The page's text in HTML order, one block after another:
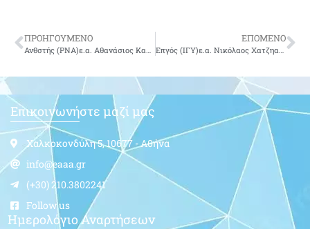
ΠΡΟΗΓΟΥΜΕΝΟ ΕΠΟΜΕΝΟ
Επικοινωνήστε μαζί μας
Χαλκοκονδύλη 5, 10677 - Αθήνα
info@eaaa.gr
(+30) 210.3802241
Follow us
Ημερολόγιο Αναρτήσεων